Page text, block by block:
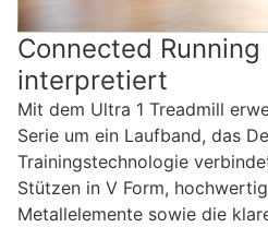
Connected Running
interpretiert
Mit dem Ultra 1 Treadmill
Serie um ein Laufband, das
Trainingstechnologie
Stützen in V Form,
Metallelemente sowie die